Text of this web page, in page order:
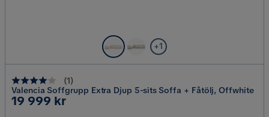
+1
(1)
Valencia Soffgrupp Extra Djup 5-sits Soffa + Fåtölj, Offwhite
Pris
19 999 kr